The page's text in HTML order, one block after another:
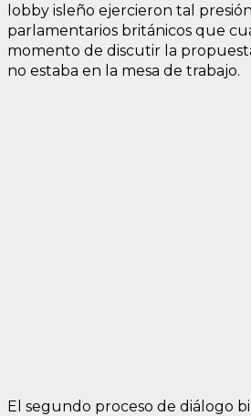
lobby isleño ejercieron tal
parlamentarios británicos que
momento de discutir la
no estaba en la mesa de trabajo.
El segundo proceso de diálogo